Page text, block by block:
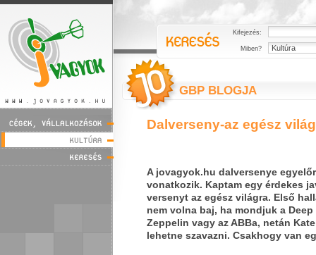
Kifejezés:
Miben?
GBP BLOGJA
Dalverseny-az egész
A jovagyok.hu dalversenye
vonatkozik. Kaptam egy érdekes
versenyt az egész világra. Első
nem volna baj, ha mondjuk a
Zeppelin vagy az ABBa, netán
lehetne szavazni. Csakhogy van